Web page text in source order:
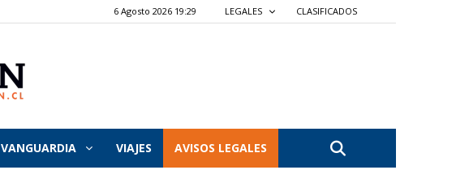
6 Agosto 2026 19:29 LEGALES CLASIFICADOS
VANGUARDIA VIAJES AVISOS LEGALES